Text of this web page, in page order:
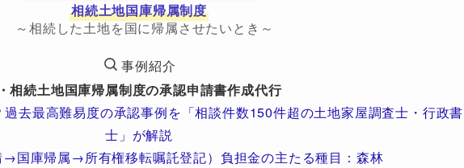
相続土地国庫帰属制度
～相続した土地を国に帰属させたいとき～
事例紹介
・相続土地国庫帰属制度の承認申請書作成代行
去最高難易度の承認事例を「相談件数150件超の土地家屋調査士・行政書
士」が解説
国庫帰属→所有権移転嘱託登記）負担金の主たる種目：森林